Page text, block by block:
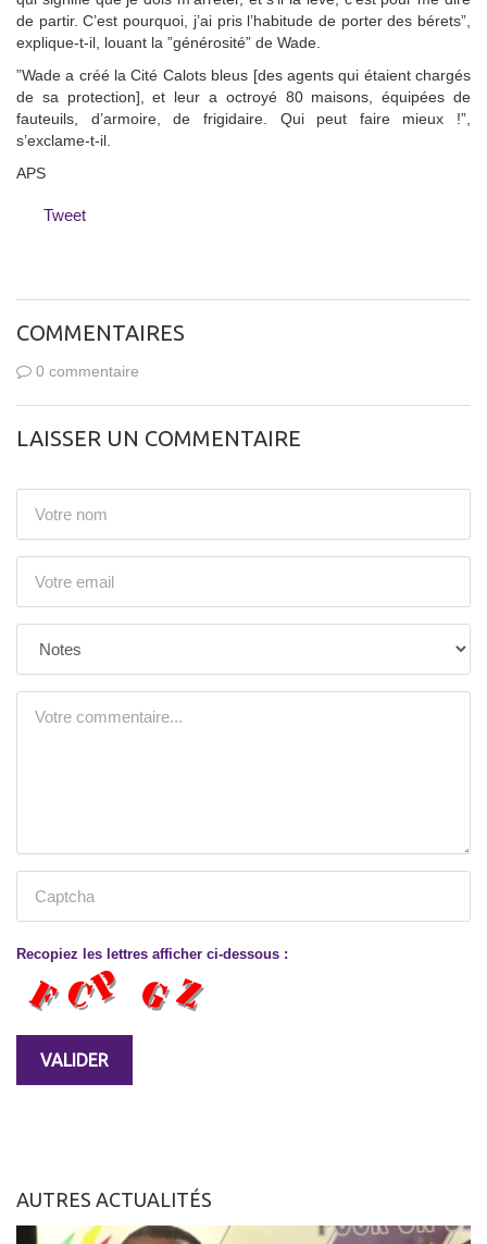
de partir. C’est pourquoi, j’ai pris l’habitude de porter des bérets”,
explique-t-il, louant la ”générosité” de Wade.
”Wade a créé la Cité Calots bleus [des agents qui étaient chargés
de sa protection], et leur a octroyé 80 maisons, équipées de
fauteuils, d’armoire, de frigidaire. Qui peut faire mieux !”,
s’exclame-t-il.
APS
Tweet
COMMENTAIRES
0 commentaire
LAISSER UN COMMENTAIRE
Recopiez les lettres afficher ci-dessous :
AUTRES ACTUALITÉS